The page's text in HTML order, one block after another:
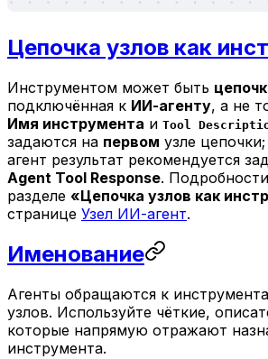
Цепочка узлов как
Инструментом может быть
подключённая к ИИ-агенту, а не
Имя инструмента и Tool
задаются на первом узле
агент результат рекомендуется
Agent Tool Response.
разделе «Цепочка узлов как
странице Узел ИИ-агент.
Именование
Агенты обращаются к
узлов. Используйте чёткие,
которые напрямую отражают
инструмента.